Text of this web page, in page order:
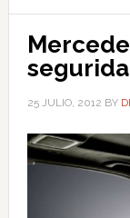
25 JULIO, 2012 BY